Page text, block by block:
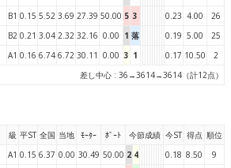
B1 0.15 5.52 3.69 27.39 50.00 5 3 0.23 4.00
26
B2 0.21 3.04 2.32 32.16 0.00 1 落 0.19 5.00
25
A1 0.16 6.74 6.72 30.11 0.00 3 1 0.17 10.50
2
差し中心 : 36→3614→3614（計12点）
級 平ST 全国 当地 ﾓｰﾀｰ ﾎﾞｰﾄ 今節成績 今ST 得点 順位
A1 0.15 6.37 0.00 30.49 50.00 2 4 0.18 8.50 9